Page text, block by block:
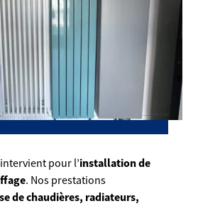
pour l’installation de
. Nos prestations
dechaudières, radiateurs,